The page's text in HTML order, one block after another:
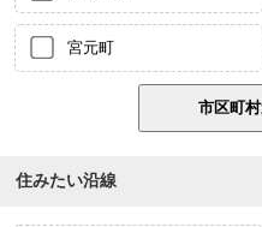
宮元町
住みたい沿線